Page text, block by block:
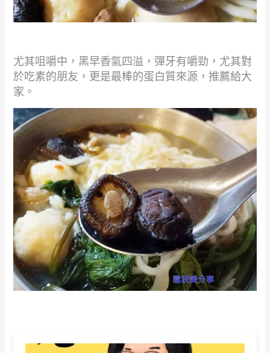
尤其咀嚼中 ， 黑早香氣四溢，彈牙有嚼勁，尤其對
於吃素的朋友，更是最棒的蛋白質來源，推薦給大
家。